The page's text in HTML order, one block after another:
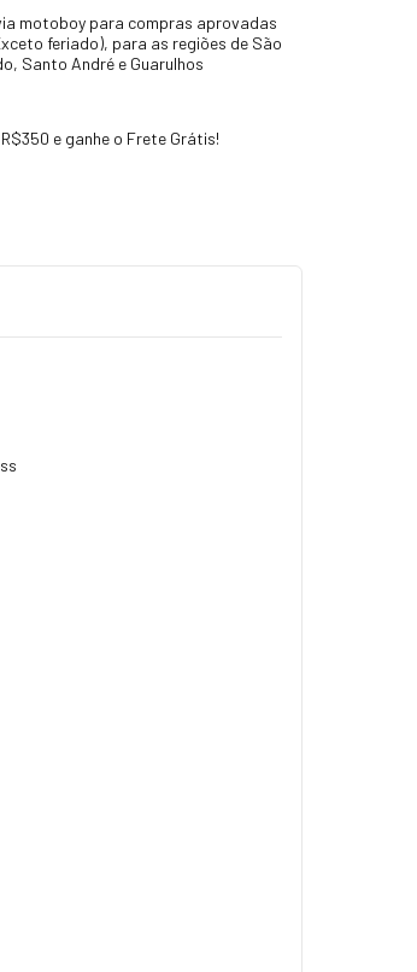
motoboy para compras aprovadas
feriado), para as regiões de São
Santo André e Guarulhos
e ganhe o Frete Grátis!